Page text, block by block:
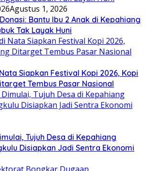
Agustus 1, 2026
Donasi: Bantu Ibu 2 Anak di Kepahiang
Tak Layak Huni
Siapkan Festival Kopi 2026, Kopi
Tembus Pasar Nasional
Tujuh Desa di Kepahiang
Disiapkan Jadi Sentra Ekonomi